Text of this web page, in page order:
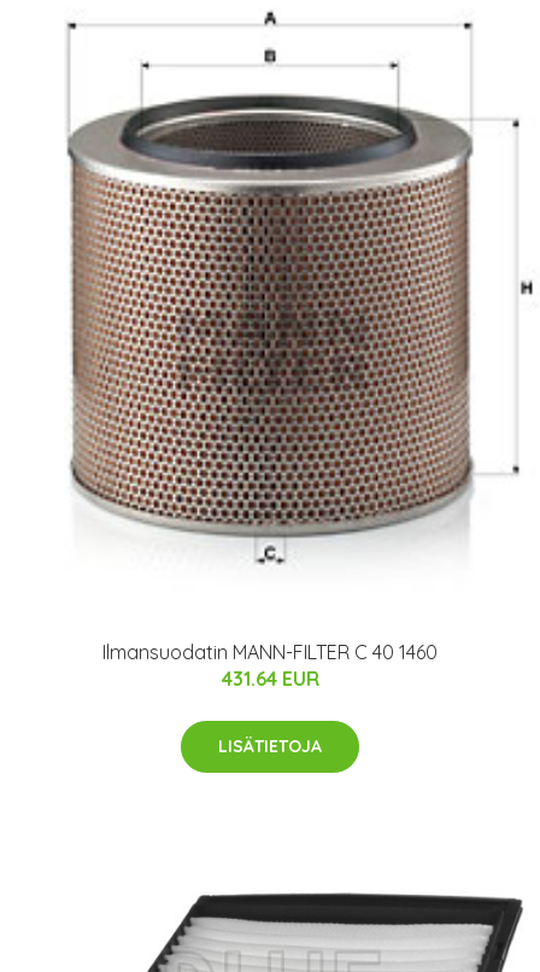
Ilmansuodatin MANN-FILTER C 40 1460
431.64 EUR
LISÄTIETOJA